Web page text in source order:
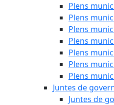
Plens
Plens
Plens
Plens
Plens
Plens
Plens
Juntes de
Juntes de